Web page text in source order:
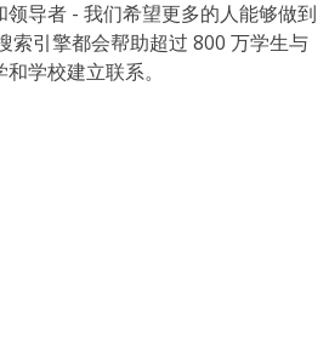
导者 - 我们希望更多的人能够做到
索引擎都会帮助超过 800 万学生与
学校建立联系。